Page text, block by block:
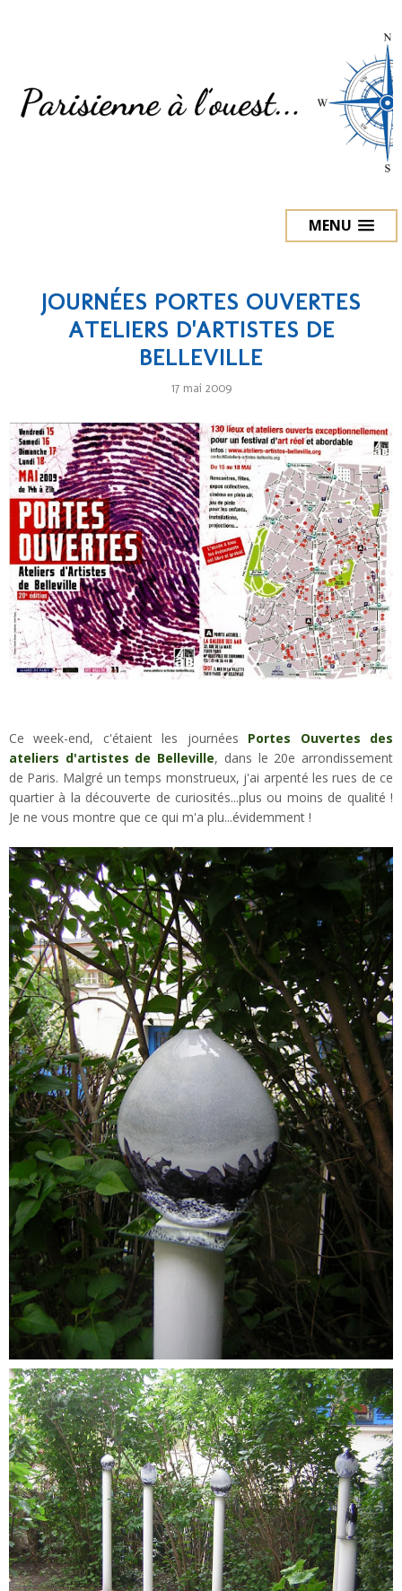
MENU
JOURNÉES PORTES OUVERTES
ATELIERS D'ARTISTES DE
BELLEVILLE
17 mai 2009
Ce week-end, c'étaient les journées Portes Ouvertes des
ateliers d'artistes de Belleville, dans le 20e arrondissement
de Paris. Malgré un temps monstrueux, j'ai arpenté les rues de ce
quartier à la découverte de curiosités...plus ou moins de qualité !
Je ne vous montre que ce qui m'a plu...évidemment !